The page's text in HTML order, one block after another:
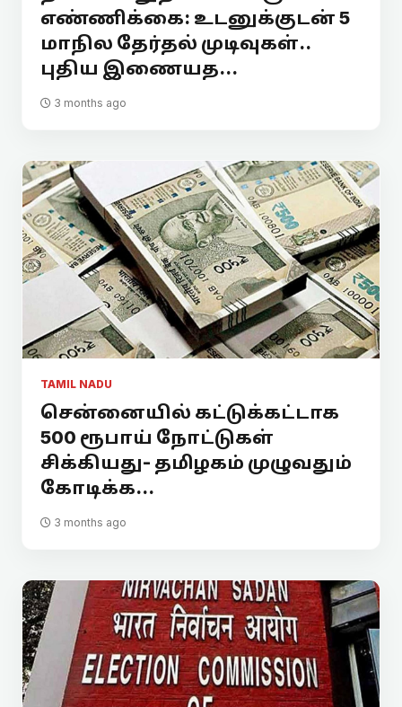
எண்ணிக்கை: உடனுக்குடன் 5
மாநில தேர்தல் முடிவுகள்..
புதிய இணையத...
3 months ago
TAMIL NADU
சென்னையில் கட்டுக்கட்டாக
500 ரூபாய் நோட்டுகள்
சிக்கியது- தமிழகம் முழுவதும்
கோடிக்க...
3 months ago